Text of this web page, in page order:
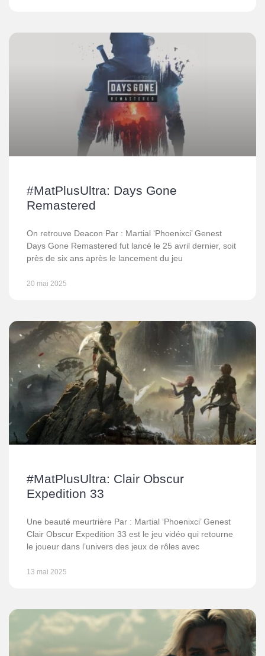
#MatPlusUltra: Days Gone
Remastered
On retrouve Deacon Par : Martial ‘Phoenixci’ Genest
Days Gone Remastered fut lancé le 25 avril dernier, soit
près de six ans après le lancement du jeu
20 mai 2025
#MatPlusUltra: Clair Obscur
Expedition 33
Une beauté meurtrière Par : Martial ‘Phoenixci’ Genest
Clair Obscur Expedition 33 est le jeu vidéo qui retourne
le joueur dans l’univers des jeux de rôles avec
13 mai 2025